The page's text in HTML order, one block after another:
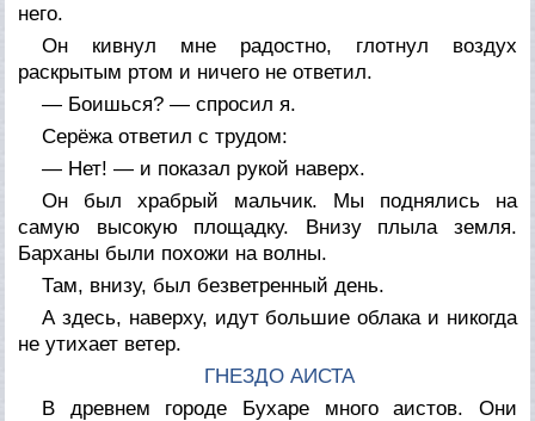
него.
Он кивнул мне радостно, глотнул воздух
раскрытым ртом и ничего не ответил.
— Боишься? — спросил я.
Серёжа ответил с трудом:
— Нет! — и показал рукой наверх.
Он был храбрый мальчик. Мы поднялись на
самую высокую площадку. Внизу плыла земля.
Барханы были похожи на волны.
Там, внизу, был безветренный день.
А здесь, наверху, идут большие облака и никогда
не утихает ветер.
ГНЕЗДО АИСТА
В древнем городе Бухаре много аистов. Они